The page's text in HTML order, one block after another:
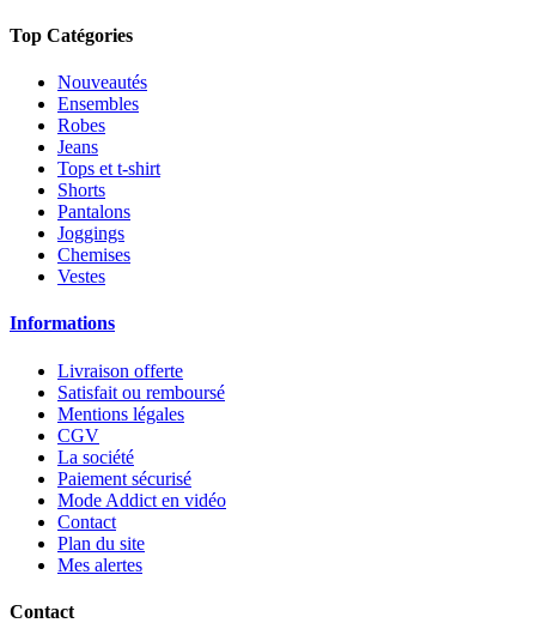
Top Catégories
Nouveautés
Ensembles
Robes
Jeans
Tops et t-shirt
Shorts
Pantalons
Joggings
Chemises
Vestes
Informations
Livraison offerte
Satisfait ou remboursé
Mentions légales
CGV
La société
Paiement sécurisé
Mode Addict en vidéo
Contact
Plan du site
Mes alertes
Contact